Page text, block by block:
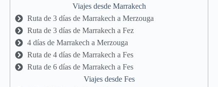
Viajes desde Marrakech
Ruta de 3 días de Marrakech a Merzouga
Ruta de 3 días de Marrakech a Fez
4 días de Marrakech a Merzouga
Ruta de 4 días de Marrakech a Fes
Ruta de 6 días de Marrakech a Fes
Viajes desde Fes